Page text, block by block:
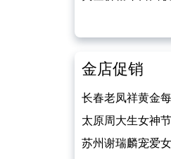
金店促销
长春老凤祥黄金
二件0元
太原周大生女神
赞免费领
苏州谢瑞麟宠爱